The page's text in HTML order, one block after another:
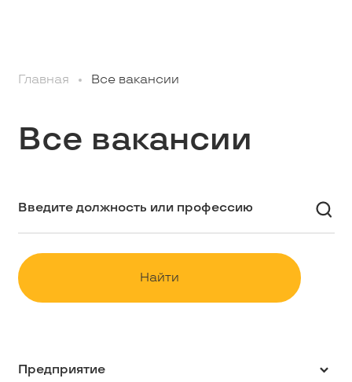
Студентам
Школьникам
Контакты
Главная Все вакансии
Все вакансии
Найти
Предприятие